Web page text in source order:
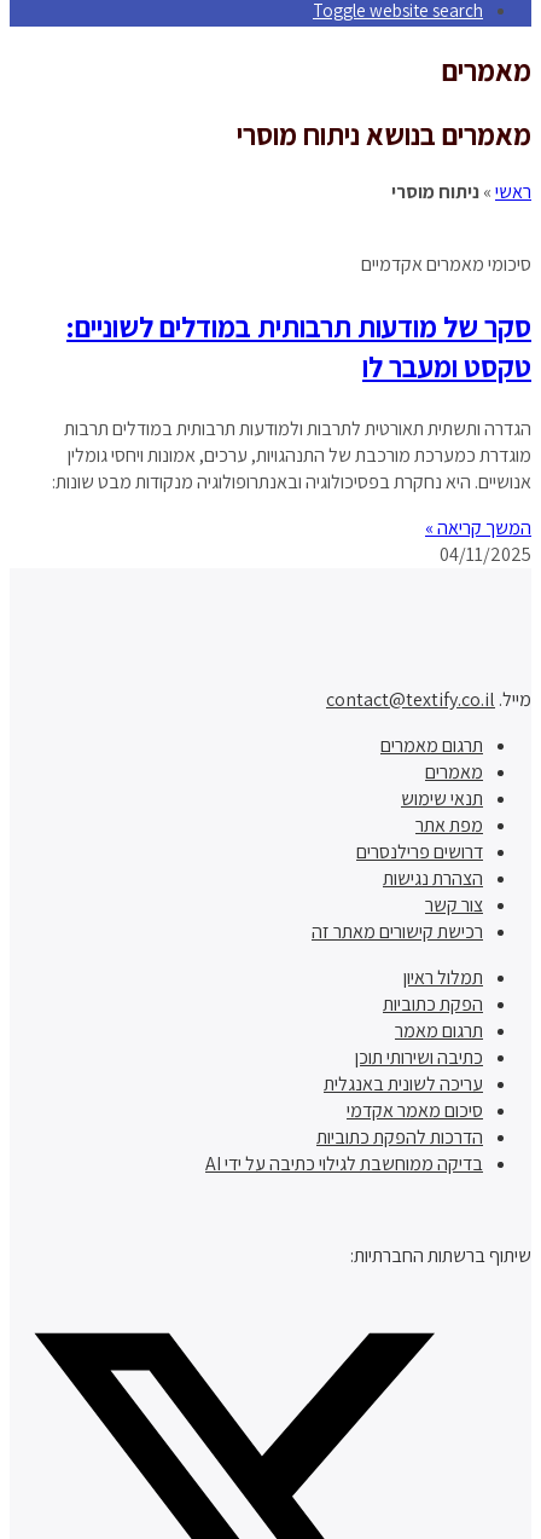
Toggle website search
מאמרים
מאמרים בנושא ניתוח מוסרי
ראשי»ניתוח מוסרי
סיכומי מאמרים אקדמיים
סקר של מודעות תרבותית במודלים לשוניים:
טקסט ומעבר לו
הגדרה ותשתית תאורטית לתרבות ולמודעות תרבותית במודלים תרבות
מוגדרת כמערכת מורכבת של התנהגויות, ערכים, אמונות ויחסי גומלין
אנושיים. היא נחקרת בפסיכולוגיה ובאנתרופולוגיה מנקודות מבט שונות:
המשך קריאה »
04/11/2025
מייל. contact@textify.co.il
תרגום מאמרים
מאמרים
תנאי שימוש
מפת אתר
דרושים פרילנסרים
הצהרת נגישות
צור קשר
רכישת קישורים מאתר זה
תמלול ראיון
הפקת כתוביות
תרגום מאמר
כתיבה ושירותי תוכן
עריכה לשונית באנגלית
סיכום מאמר אקדמי
הדרכות להפקת כתוביות
בדיקה ממוחשבת לגילוי כתיבה על ידי AI
שיתוף ברשתות החברתיות: